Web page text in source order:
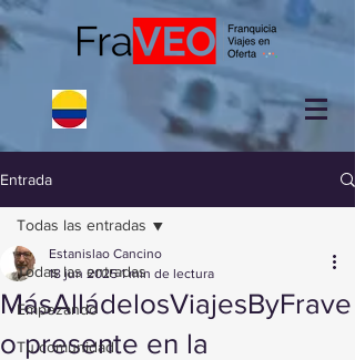
Entrada
Todas las entradas
Empezando
Tu comunidad
Todas las entradas
MásAlládelosViajesByFrave
o presente en la
Estanislao Cancino
18 jun 2025 1 min de lectura